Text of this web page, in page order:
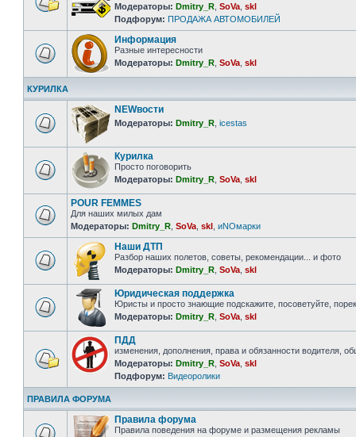
Модераторы: Dmitry_R SoVa skl
Подфорум: ПРОДАЖА АВТОМОБИЛЕЙ
Информация
Разные интересности
Модераторы: Dmitry_R SoVa skl
КУРИЛКА
NEWвости
Модераторы: Dmitry_R icestas
Курилка
Просто поговорить
Модераторы: Dmitry_R SoVa skl
POUR FEMMES
Для наших милых дам
Модераторы: Dmitry_R SoVa skl иNOмарки
Наши ДТП
Разбор наших полетов, советы, рекомендации... и фото
Модераторы: Dmitry_R SoVa skl
Юридическая поддержка
Юристы и просто знающие подскажите, посоветуйте,
Модераторы: Dmitry_R SoVa skl
ПДД
изменения, дополнения, права и обязанности водителя,
Модераторы: Dmitry_R SoVa skl
Подфорум: Видеоролики
ПРАВИЛА ФОРУМА
Правила форума
Правила поведения на форуме и размещения рекламы